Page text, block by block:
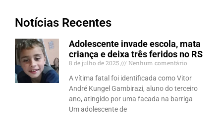
Notícias Recentes
Adolescente invade escola, mata
criança e deixa três feridos no RS
8 de julho de 2025
Nenhum comentário
A vítima fatal foi identificada como Vitor
André Kungel Gambirazi, aluno do terceiro
ano, atingido por uma facada na barriga
Um adolescente de